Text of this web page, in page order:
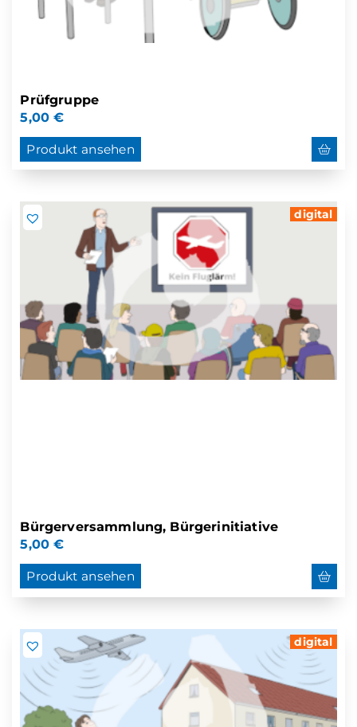
Prüfgruppe
5,00€
Produkt ansehen
digital
Bürgerversammlung, Bürgerinitiative
5,00€
Produkt ansehen
digital